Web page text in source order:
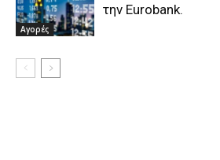
Αγορές
την Eurobank.